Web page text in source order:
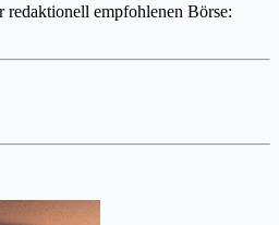
redaktionell empfohlenen Börse: